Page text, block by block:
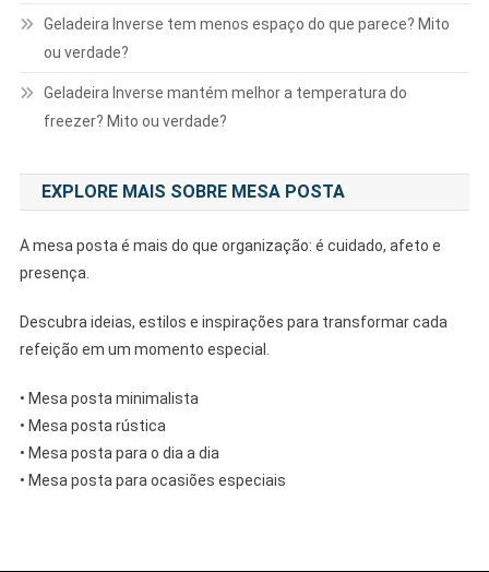
Geladeira Inverse tem menos espaço do que parece? Mito
ou verdade?
Geladeira Inverse mantém melhor a temperatura do
freezer? Mito ou verdade?
EXPLORE MAIS SOBRE MESA POSTA
A mesa posta é mais do que organização: é cuidado, afeto e
presença.
Descubra ideias, estilos e inspirações para transformar cada
refeição em um momento especial.
• Mesa posta minimalista
• Mesa posta rústica
• Mesa posta para o dia a dia
• Mesa posta para ocasiões especiais